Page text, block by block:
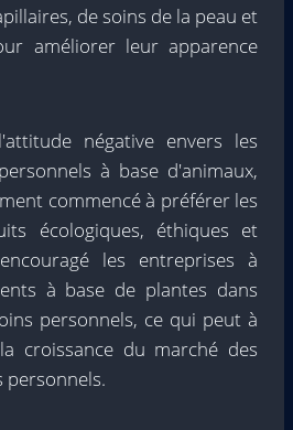
de soins de la peau et
améliorer leur apparence
négative envers les
à base d'animaux,
commencé à préférer les
écologiques, éthiques et
les entreprises à
à base de plantes dans
personnels, ce qui peut à
croissance du marché des
personnels.